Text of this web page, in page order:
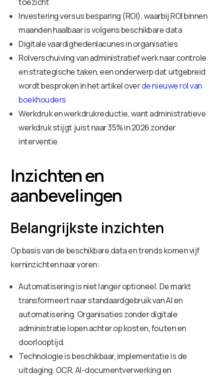
Investering versus besparing (ROI), waarbij ROI binnen
maanden haalbaar is volgens beschikbare data
Digitale vaardighedenlacunes in organisaties
Rolverschuiving van administratief werk naar controle
en strategische taken, een onderwerp dat uitgebreid
wordt besproken in het artikel overde nieuwe rol van
boekhouders
Werkdruk en werkdrukreductie, want administratieve
werkdruk stijgt juist naar 35% in 2026 zonder
interventie
Inzichten en
aanbevelingen
Belangrijkste inzichten
Op basis van de beschikbare data en trends komen vijf
kerninzichten naar voren:
Automatisering is niet langer optioneel. De markt
transformeert naar standaardgebruik van AI en
automatisering. Organisaties zonder digitale
administratie lopen achter op kosten, fouten en
doorlooptijd.
Technologie is beschikbaar, implementatie is de
uitdaging. OCR, AI-documentverwerking en